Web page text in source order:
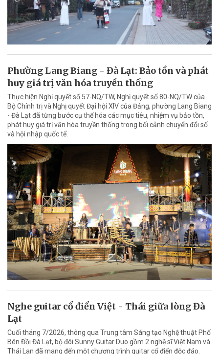
Phường Lang Biang - Đà Lạt: Bảo tồn và phát
huy giá trị văn hóa truyền thống
Thực hiện Nghị quyết số 57-NQ/TW, Nghị quyết số 80-NQ/TW của
Bộ Chính trị và Nghị quyết Đại hội XIV của Đảng, phường Lang Biang
- Đà Lạt đã từng bước cụ thể hóa các mục tiêu, nhiệm vụ bảo tồn,
phát huy giá trị văn hóa truyền thống trong bối cảnh chuyển đổi số
và hội nhập quốc tế.
Nghe guitar cổ điển Việt - Thái giữa lòng Đà
Lạt
Cuối tháng 7/2026, thông qua Trung tâm Sáng tạo Nghệ thuật Phố
Bên Đồi Đà Lạt, bộ đôi Sunny Guitar Duo gồm 2 nghệ sĩ Việt Nam và
Thái Lan đã mang đến một chương trình guitar cổ điển độc đáo.